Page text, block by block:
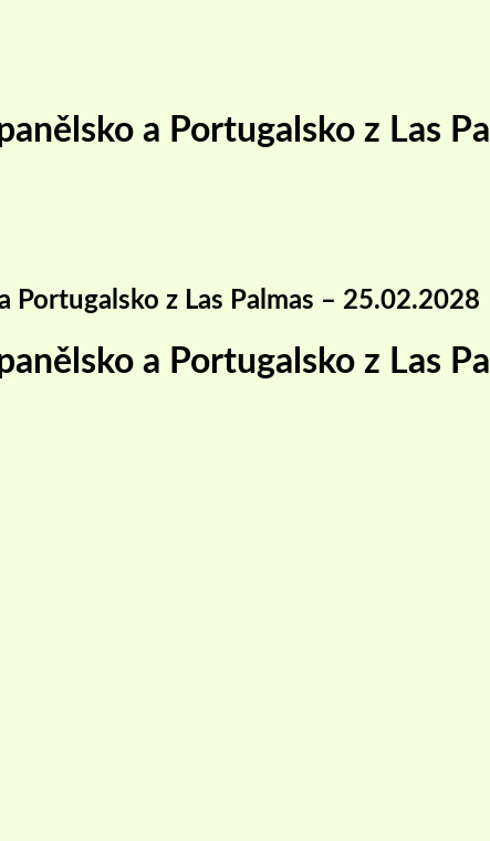
a Portugalsko z Las
Portugalsko z Las Palmas – 25.02.2028
a Portugalsko z Las